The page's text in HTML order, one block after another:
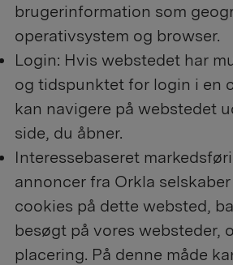
brugerinformation som
operativsystem og browser.
Login: Hvis webstedet har
og tidspunktet for login i en
kan navigere på webstedet
side, du åbner.
Interessebaseret
annoncer fra Orkla
cookies på dette websted,
besøgt på vores websteder,
placering. På denne måde